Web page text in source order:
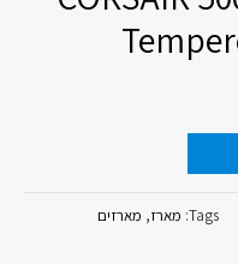
Tags: מארז, מארזים